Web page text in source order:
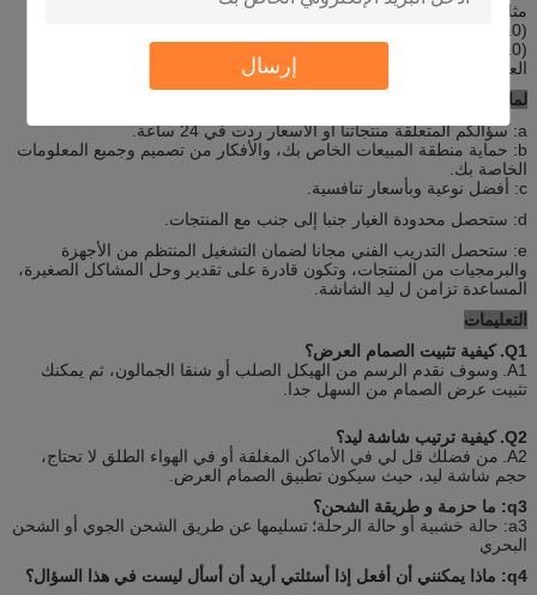
إرسال
مثل الصمام داخلي كامل اللون شاشة عرض وحدة
(P4P5P6P8P10) سقف سيارة أجرة أدى العرض، أدى الإعلان شاشة
العرض، أدى دج مجموعات.
لماذا أخترتنا
a: سؤالكم المتعلقة منتجاتنا أو الأسعار ردت في 24 ساعة.
b: حماية منطقة المبيعات الخاص بك، والأفكار من تصميم وجميع المعلومات
الخاصة بك.
c: أفضل نوعية وبأسعار تنافسية.
d: ستحصل محدودة الغيار جنبا إلى جنب مع المنتجات.
e: ستحصل التدريب الفني مجانا لضمان التشغيل المنتظم من الأجهزة
والبرمجيات من المنتجات، وتكون قادرة على تقدير وحل المشاكل الصغيرة،
المساعدة تزامن ل ليد الشاشة.
التعليمات
Q1. كيفية تثبيت الصمام العرض؟
A1. وسوف نقدم الرسم من الهيكل الصلب أو شنقا الجمالون، ثم يمكنك
تثبيت عرض الصمام من السهل جدا.
Q2. كيفية ترتيب شاشة ليد؟
A2. من فضلك قل لي في الأماكن المغلقة أو في الهواء الطلق لا تحتاج،
حجم شاشة ليد، حيث سيكون تطبيق الصمام العرض.
q3: ما حزمة و طريقة الشحن؟
a3: حالة خشبية أو حالة الرحلة؛
تسليمها عن طريق الشحن الجوي أو الشحن
البحري
q4: ماذا يمكنني أن أفعل إذا أسئلتي أريد أن أسأل ليست في هذا السؤال؟